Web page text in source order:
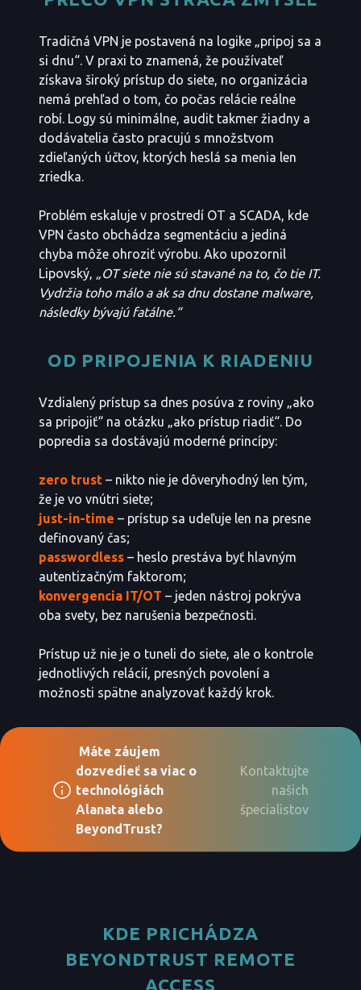
Tradičná VPN je postavená na logike „pripoj sa a
si dnu“. V praxi to znamená, že používateľ
získava široký prístup do siete, no organizácia
nemá prehľad o tom, čo počas relácie reálne
robí. Logy sú minimálne, audit takmer žiadny a
dodávatelia často pracujú s množstvom
zdieľaných účtov, ktorých heslá sa menia len
zriedka.
Problém eskaluje v prostredí OT a SCADA, kde
VPN často obchádza segmentáciu a jediná
chyba môže ohroziť výrobu. Ako upozornil
Lipovský, „OT siete nie sú stavané na to, čo tie IT.
Vydržia toho málo a ak sa dnu dostane malware,
následky bývajú fatálne.“
OD PRIPOJENIA K RIADENIU
Vzdialený prístup sa dnes posúva z roviny „ako
sa pripojiť“ na otázku „ako prístup riadiť“. Do
popredia sa dostávajú moderné princípy:
zero trust– nikto nie je dôveryhodný len tým,
že je vo vnútri siete;
just-in-time – prístup sa udeľuje len na presne
definovaný čas;
passwordless– heslo prestáva byť hlavným
autentizačným faktorom;
konvergencia IT/OT – jeden nástroj pokrýva
oba svety, bez narušenia bezpečnosti.
Prístup už nie je o tuneli do siete, ale o kontrole
jednotlivých relácií, presných povolení a
možnosti spätne analyzovať každý krok.
Máte záujem
dozvedieť sa viac o
technológiách
Alanata alebo
BeyondTrust?
Kontaktujte
našich
špecialistov
KDE PRICHÁDZA
BEYONDTRUST REMOTE
ACCESS